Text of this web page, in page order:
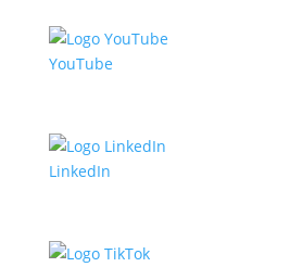
YouTube
LinkedIn